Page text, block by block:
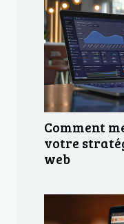
Comment
votre
web